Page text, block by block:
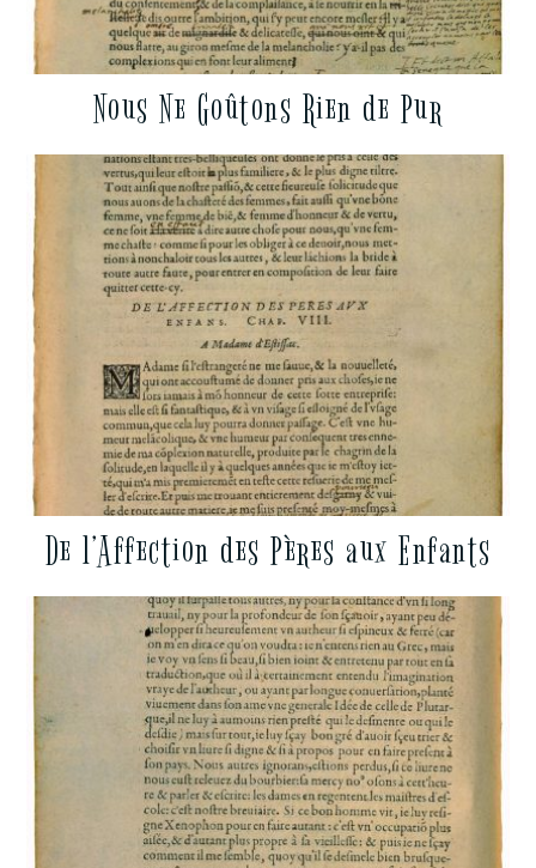
Nous Ne Goûtons Rien de Pur
De l’Affection des Pères aux Enfants